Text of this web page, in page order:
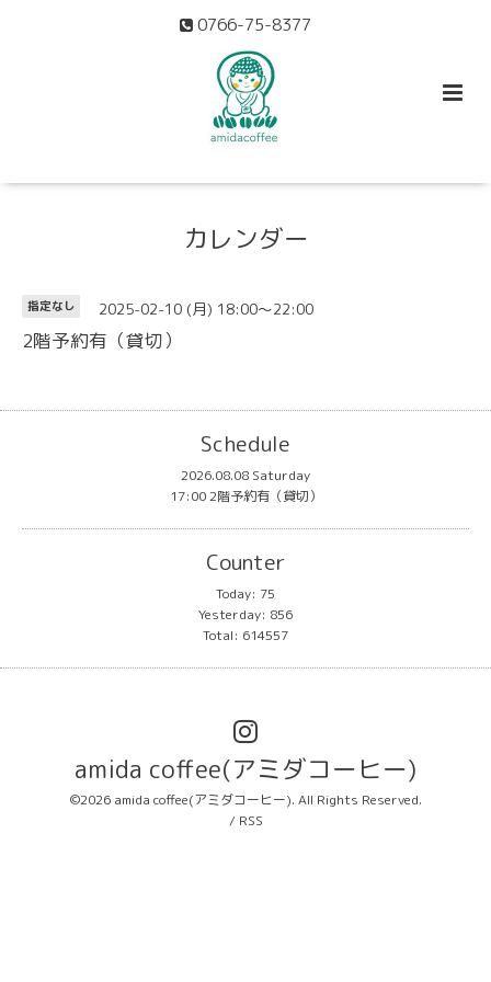
0766-75-8377
カレンダー
指定なし 2025-02-10 (月) 18:00～22:00
2階予約有（貸切）
Schedule
2026.08.08 Saturday
17:00 2階予約有（貸切）
Counter
Today: 75
Yesterday: 856
Total: 614557
amida coffee(アミダコーヒー)
©2026 amida coffee(アミダコーヒー). All Rights Reserved.
/ RSS